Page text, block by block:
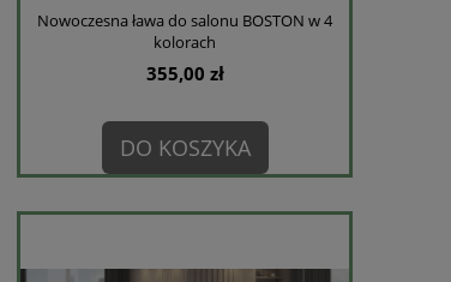
Nowoczesna ława do salonu BOSTON w 4
kolorach
355,00 zł
DO KOSZYKA